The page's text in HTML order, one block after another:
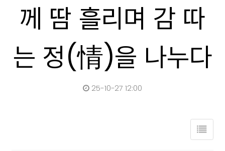
께 땀 흘리며 감 따
는 정(情)을 나누다
25-10-27 12:00